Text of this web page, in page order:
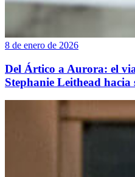
8 de enero de 2026
Del Ártico a Aurora: el
Stephanie Leithead